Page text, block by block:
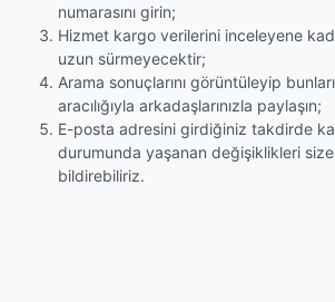
numarasını girin;
Hizmet kargo verilerini inceleyene
uzun sürmeyecektir;
Arama sonuçlarını görüntüleyip
aracılığıyla arkadaşlarınızla paylaşın;
E-posta adresini girdiğiniz takdirde
durumunda yaşanan değişiklikleri
bildirebiliriz.